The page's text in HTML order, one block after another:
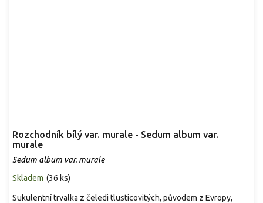
Rozchodník bílý var. murale - Sedum album var.
murale
Sedum album var. murale
Skladem (36 ks)
Sukulentní trvalka z čeledi tlusticovitých, původem z Evropy,